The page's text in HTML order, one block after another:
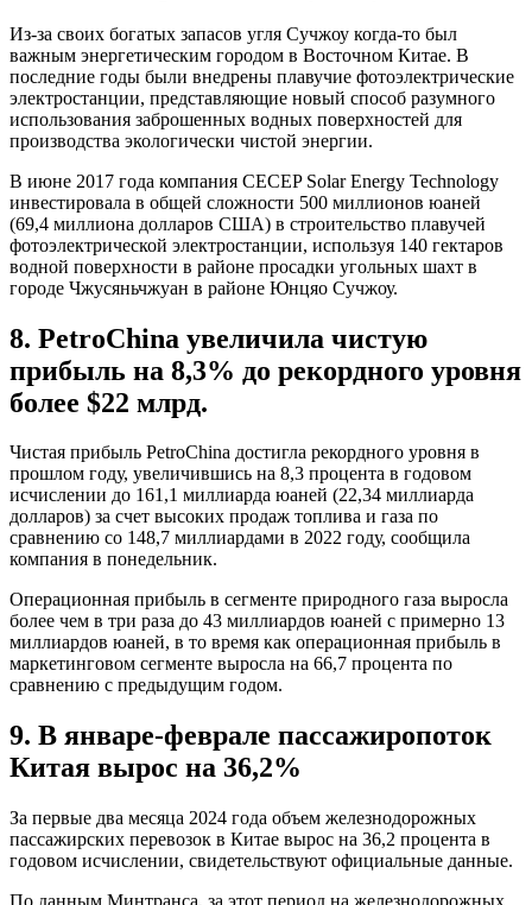
Из-за своих богатых запасов угля Сучжоу когда-то был
важным энергетическим городом в Восточном Китае. В
последние годы были внедрены плавучие фотоэлектрические
электростанции, представляющие новый способ разумного
использования заброшенных водных поверхностей для
производства экологически чистой энергии.
В июне 2017 года компания CECEP Solar Energy Technology
инвестировала в общей сложности 500 миллионов юаней
(69,4 миллиона долларов США) в строительство плавучей
фотоэлектрической электростанции, используя 140 гектаров
водной поверхности в районе просадки угольных шахт в
городе Чжусяньчжуан в районе Юнцяо Сучжоу.
8. PetroChina увеличила чистую
прибыль на 8,3% до рекордного уровня
более $22 млрд.
Чистая прибыль PetroChina достигла рекордного уровня в
прошлом году, увеличившись на 8,3 процента в годовом
исчислении до 161,1 миллиарда юаней (22,34 миллиарда
долларов) за счет высоких продаж топлива и газа по
сравнению со 148,7 миллиардами в 2022 году, сообщила
компания в понедельник.
Операционная прибыль в сегменте природного газа выросла
более чем в три раза до 43 миллиардов юаней с примерно 13
миллиардов юаней, в то время как операционная прибыль в
маркетинговом сегменте выросла на 66,7 процента по
сравнению с предыдущим годом.
9. В январе-феврале пассажиропоток
Китая вырос на 36,2%
За первые два месяца 2024 года объем железнодорожных
пассажирских перевозок в Китае вырос на 36,2 процента в
годовом исчислении, свидетельствуют официальные данные.